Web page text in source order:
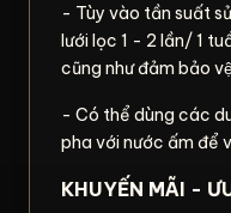
- Tùy vào tần suất
lưới lọc 1 - 2 lần/ 1
cũng như đảm bảo
- Có thể dùng các
pha với nước ấm để
KHUYẾN MÃI -